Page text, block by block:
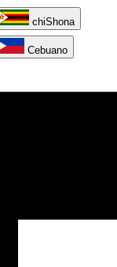
chiShona
Cebuano